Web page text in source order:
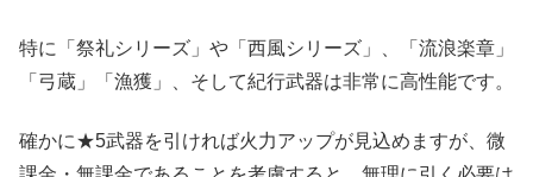
特に「祭礼シリーズ」や「西風シリーズ」、「流浪楽章」
「弓蔵」「漁獲」、そして紀行武器は非常に高性能です。
確かに★5武器を引ければ火力アップが見込めますが、微